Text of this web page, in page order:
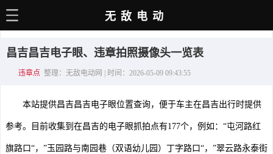
电动百科
选车推荐
无敌电动
昌吉昌吉电子眼、违章拍照摄像头一览表
违章点 整理：无敌电动网 | 时间：2026-05-09 09:43:55
本站提供昌吉昌吉电子眼位置查询，便于车主在昌吉出行时提供
参考。目前收集到在昌吉的电子眼抓拍点有177个，例如：“屯河路红
旗路口“，”玉园路与南园巷（双语幼儿园）丁字路口“，”翠云路永泰街